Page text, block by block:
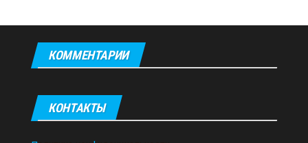
КОММЕНТАРИИ
КОНТАКТЫ